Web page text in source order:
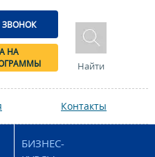
НА
Найти
Контакты
БИЗНЕС-